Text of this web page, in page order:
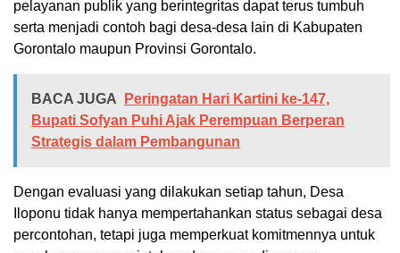
pelayanan publik yang berintegritas dapat terus tumbuh
serta menjadi contoh bagi desa-desa lain di Kabupaten
Gorontalo maupun Provinsi Gorontalo.
BACA JUGA
Peringatan Hari Kartini ke-147,
Bupati Sofyan Puhi Ajak Perempuan Berperan
Strategis dalam Pembangunan
Dengan evaluasi yang dilakukan setiap tahun, Desa
Iloponu tidak hanya mempertahankan status sebagai desa
percontohan, tetapi juga memperkuat komitmennya untuk